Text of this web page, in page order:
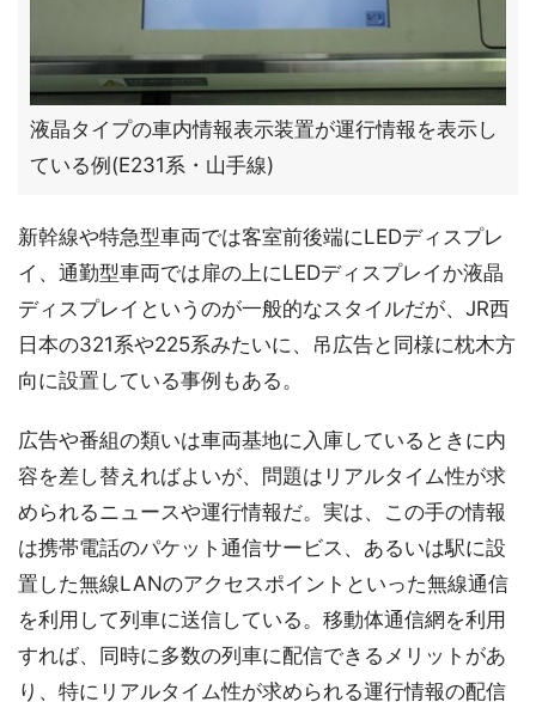
液晶タイプの車内情報表示装置が運行情報を表示し
ている例(E231系・山手線)
新幹線や特急型車両では客室前後端にLEDディスプレ
イ、通勤型車両では扉の上にLEDディスプレイか液晶
ディスプレイというのが一般的なスタイルだが、JR西
日本の321系や225系みたいに、吊広告と同様に枕木方
向に設置している事例もある。
広告や番組の類いは車両基地に入庫しているときに内
容を差し替えればよいが、問題はリアルタイム性が求
められるニュースや運行情報だ。実は、この手の情報
は携帯電話のパケット通信サービス、あるいは駅に設
置した無線LANのアクセスポイントといった無線通信
を利用して列車に送信している。移動体通信網を利用
すれば、同時に多数の列車に配信できるメリットがあ
り、特にリアルタイム性が求められる運行情報の配信